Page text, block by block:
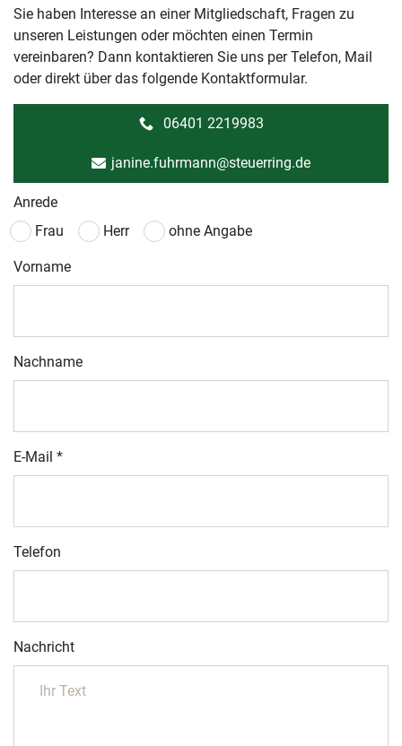
Sie haben Interesse an einer Mitgliedschaft, Fragen zu
unseren Leistungen oder möchten einen Termin
vereinbaren? Dann kontaktieren Sie uns per Telefon, Mail
oder direkt über das folgende Kontaktformular.
06401 2219983
janine.fuhrmann@steuerring.de
Anrede
Frau
Herr ohne Angabe
Vorname
Nachname
E-Mail *
Telefon
Nachricht